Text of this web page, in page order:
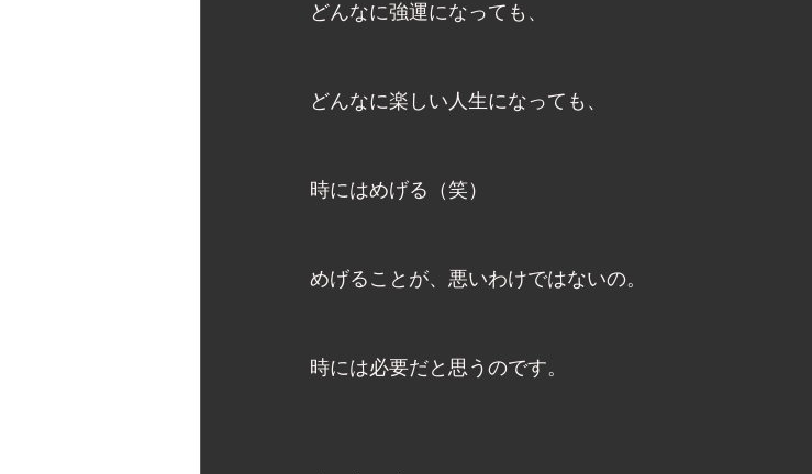
どんなに強運になっても、
どんなに楽しい人生になっても、
時にはめげる（笑）
めげることが、悪いわけではないの。
時には必要だと思うのです。